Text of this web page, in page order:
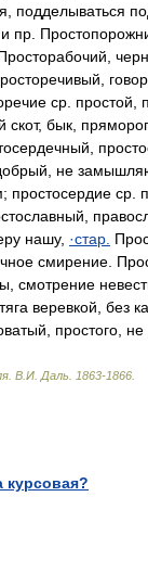
подделываться
пр.
ср. простой,
скот, бык,
не
простосердие ср.
нашу, ·стар.
смирение.
смотрение
веревкой, без
простого, не
В.И. Даль. 1863-1866
курсовая?